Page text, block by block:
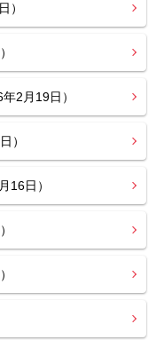
）
2月19日）
）
16日）